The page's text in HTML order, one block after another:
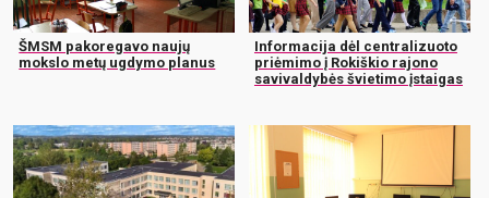
ŠMSM pakoregavo naujų
mokslo metų ugdymo planus
Informacija dėl centralizuoto
priėmimo į Rokiškio rajono
savivaldybės švietimo įstaigas